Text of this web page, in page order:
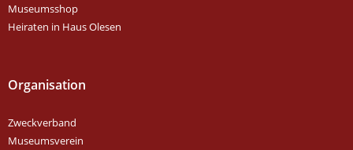
Museumsshop
Heiraten in Haus Olesen
Organisation
Zweckverband
Museumsverein